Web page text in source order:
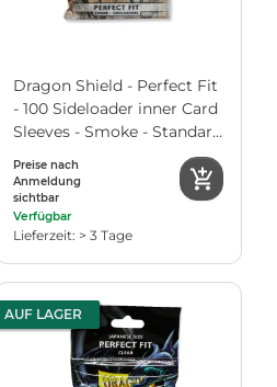
Dragon Shield - Perfect Fit
- 100 Sideloader inner Card
Sleeves - Smoke - Standard
Magic etc.)
Preise nach
Anmeldung
sichtbar
Verfügbar
Lieferzeit: > 3 Tage
AUF LAGER